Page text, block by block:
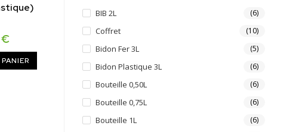
€
BIB 2L (6)
Coffret (10)
Bidon Fer 3L (5)
Bidon Plastique 3L (6)
Bouteille 0,50L (6)
Bouteille 0,75L (6)
Bouteille 1L (6)